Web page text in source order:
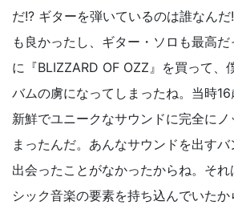
だ!? ギターを弾いているのは誰なん
も良かったし、ギター・ソロも最高
に『BLIZZARD OF OZZ』を買って、
バムの虜になってしまったね。当時
新鮮でユニークなサウンドに完全に
まったんだ。あんなサウンドを出す
出会ったことがなかったからね。そ
シック音楽の要素を持ち込んでいた